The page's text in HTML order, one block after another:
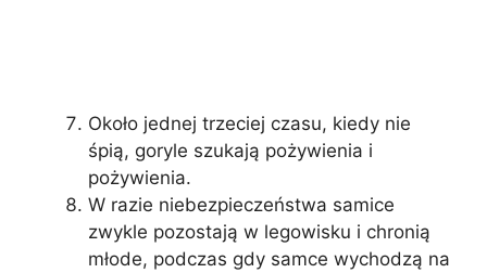
Około jednej trzeciej czasu, kiedy nie
śpią, goryle szukają pożywienia i
pożywienia.
W razie niebezpieczeństwa samice
zwykle pozostają w legowisku i chronią
młode, podczas gdy samce wychodzą na